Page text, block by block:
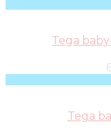
Tega
Tega